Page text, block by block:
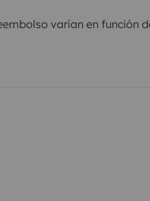
varían en función